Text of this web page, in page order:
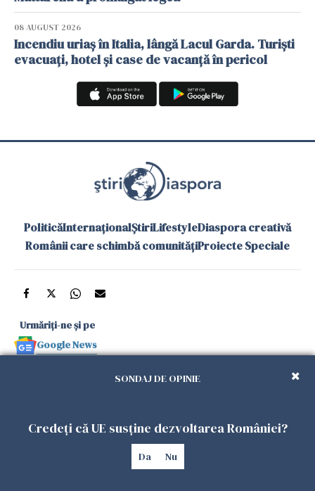
08 AUGUST 2026
Incendiu uriaș în Italia, lângă Lacul Garda. Turiști
evacuați, hotel și case de vacanță în pericol
PoliticăInternaționalȘtiriLifestyleDiaspora creativă
Românii care schimbă comunitățiProiecte Speciale
Urmăriți-ne și pe
Google News
Politica de
confidențialitate
Politica
Cookies
Gestionați
Contact
Declarație de
Copyright 2026. Toate drepturile rezervate.
SONDAJ DE OPINIE
Credeți că UE susține dezvoltarea României?
Da Nu